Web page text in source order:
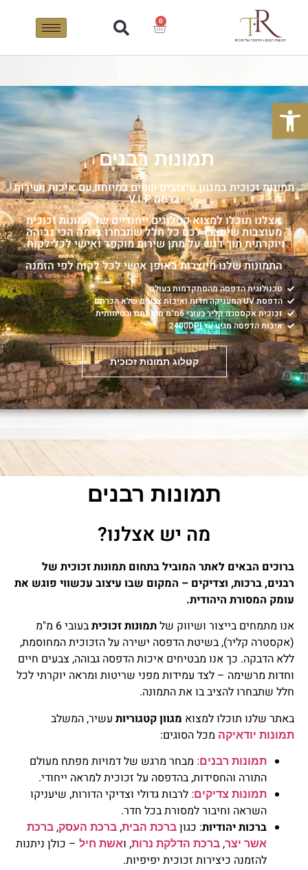
0
תמונות רבנים
תמונות זכוכית במגוון עיצובים שווים במיוחד עם איכות ושירות
ברמה V.I.P
אצלנו תוכלו למצוא קטלוגים ייחודיים של תמונות זכוכית
מעוצבות שיעצבו לכם כל חלל שתבחרו ברמה הכי גבוהה
ויוקרתית תוך דגש על מתן שירות מוקפד ואישי לכל לקוח.
התמונות שלנו מיוצרות באופן אישי לכל לקוח לפי הזמנה
טכנולוגית הדפסה מהמתקדמות בעולם
הדפסת UV המעניקה חדות ואיכות צבעים שלא הכרתם
זכוכית אקסטרה קליר בעובי 6מ"מ מחוסמת ובטיחותית
איכות הדפסה מגיע עד 2400DPI
קטלוג תמונות זכוכית
תמונות רבנים
מה יש אצלנו?
ברוכים הבאים לאתר המוביל בתחום תמונות זכוכית של
רבנים, ברכות, וצדיקים – המקום שבו עיצוב עכשווי פוגש את
עומק המסורת היהודית.
אנו מתמחים בייצור ושיווק שלתמונות זכוכית
בעובי 6 מ"מ
(אקסטרה קליר), בשיטת הדפסה ישירה על הזכוכית המחוסמת,
ללא הדבקה. כך אנו מבטיחים איכות הדפסה גבוהה, צבעים חיים
וחדות מרשימה – לצד עמידות מפני שריטות ומראה יוקרתי לכל
חלל שתבחרו להציב בו את התמונה.
באתר שלנו תוכלו למצוא מגוון קטגוריות עשיר, המשלב
תמונות יודאיקה מכל הסוגים:
תמונות רבנים: מבחר מרגש של דמויות מפתח מעולם
התורה והחסידות, בהדפסה על זכוכית למראה ייחודי.
תמונות צדיקים: לרבות גדולי וצדיקי הדורות, שיעניקו
השראה וחיבור למסורת בכל חדר.
ברכות יהודיות: כגון ברכת הבית, ברכת העסק, ברכת
אשר יצר, ברכת הדלקת נרות, ואשת חיל – כולן ניתנות
להזמנה כיצירות זכוכית יפיפיות.
פתח סרגל נגישות